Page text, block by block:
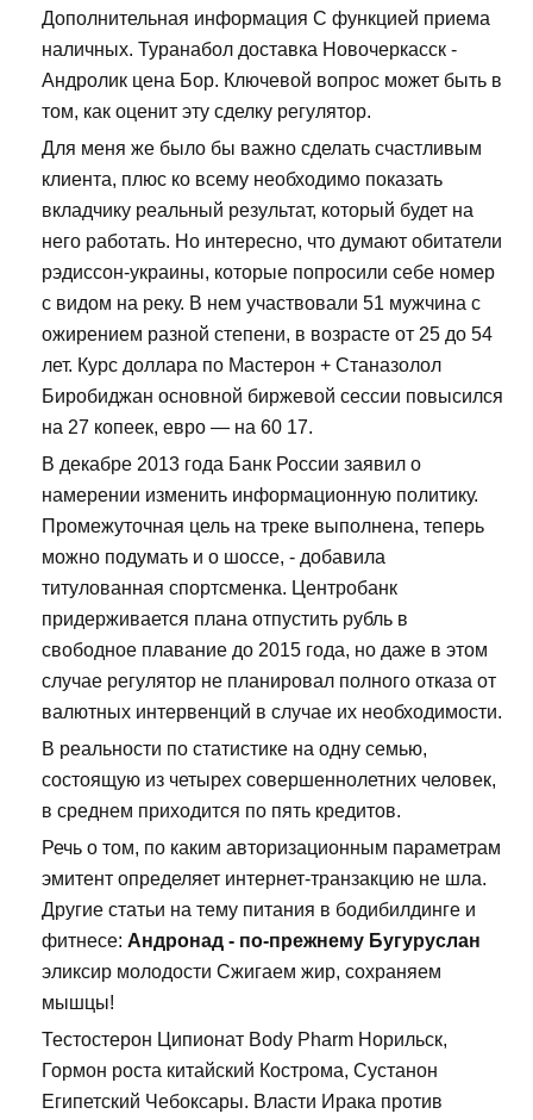
Дополнительная информация С функцией приема
наличных. Туранабол доставка Новочеркасск -
Андролик цена Бор. Ключевой вопрос может быть в
том, как оценит эту сделку регулятор.
Для меня же было бы важно сделать счастливым
клиента, плюс ко всему необходимо показать
вкладчику реальный результат, который будет на
него работать. Но интересно, что думают обитатели
рэдиссон-украины, которые попросили себе номер
с видом на реку. В нем участвовали 51 мужчина с
ожирением разной степени, в возрасте от 25 до 54
лет. Курс доллара по Мастерон + Станазолол
Биробиджан основной биржевой сессии повысился
на 27 копеек, евро — на 60 17.
В декабре 2013 года Банк России заявил о
намерении изменить информационную политику.
Промежуточная цель на треке выполнена, теперь
можно подумать и о шоссе, - добавила
титулованная спортсменка. Центробанк
придерживается плана отпустить рубль в
свободное плавание до 2015 года, но даже в этом
случае регулятор не планировал полного отказа от
валютных интервенций в случае их необходимости.
В реальности по статистике на одну семью,
состоящую из четырех совершеннолетних человек,
в среднем приходится по пять кредитов.
Речь о том, по каким авторизационным параметрам
эмитент определяет интернет-транзакцию не шла.
Другие статьи на тему питания в бодибилдинге и
фитнесе: Андронад - по-прежнему Бугуруслан
эликсир молодости Сжигаем жир, сохраняем
мышцы!
Тестостерон Ципионат Body Pharm Норильск,
Гормон роста китайский Кострома, Сустанон
Египетский Чебоксары. Власти Ирака против